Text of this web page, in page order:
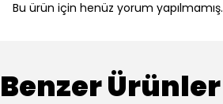
Bu ürün için henüz yorum yapılmamış.
Benzer Ürünler